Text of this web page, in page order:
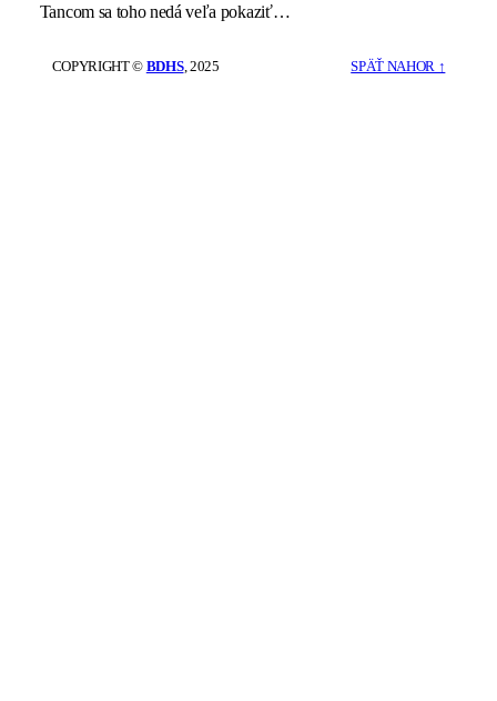
Tancom sa toho nedá veľa pokaziť…
COPYRIGHT © BDHS, 2025 SPÄŤ NAHOR ↑